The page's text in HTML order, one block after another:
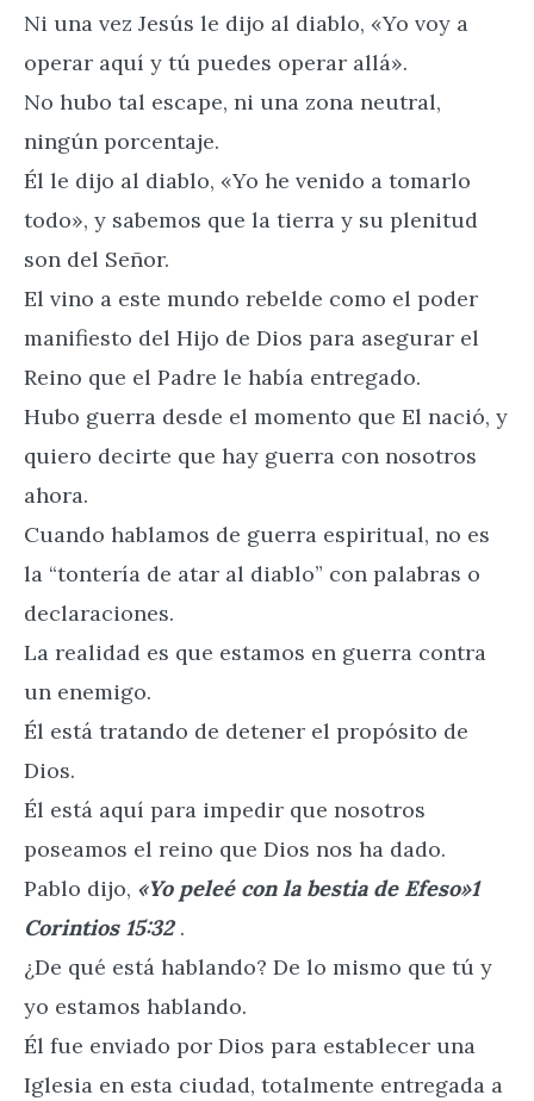
Ni una vez Jesús le dijo al diablo, «Yo voy a
operar aquí y tú puedes operar allá».
No hubo tal escape, ni una zona neutral,
ningún porcentaje.
Él le dijo al diablo, «Yo he venido a tomarlo
todo», y sabemos que la tierra y su plenitud
son del Señor.
El vino a este mundo rebelde como el poder
manifiesto del Hijo de Dios para asegurar el
Reino que el Padre le había entregado.
Hubo guerra desde el momento que El nació, y
quiero decirte que hay guerra con nosotros
ahora.
Cuando hablamos de guerra espiritual, no es
la “tontería de atar al diablo” con palabras o
declaraciones.
La realidad es que estamos en guerra contra
un enemigo.
Él está tratando de detener el propósito de
Dios.
Él está aquí para impedir que nosotros
poseamos el reino que Dios nos ha dado.
Pablo dijo, «Yo peleé con la bestia de Efeso»1
Corintios 15:32 .
¿De qué está hablando? De lo mismo que tú y
yo estamos hablando.
Él fue enviado por Dios para establecer una
Iglesia en esta ciudad, totalmente entregada a